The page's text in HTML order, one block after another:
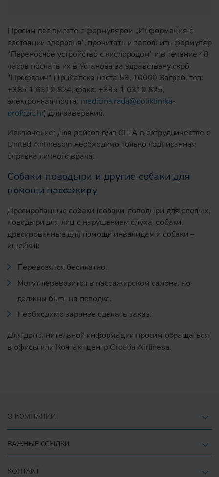
Просим вас вместе с формуляром „Информация о
состоянии здоровья“, прочитать и заполнить формуляр
“Переносное устройство с кислородом“ и в течение 48
часов послать их в Установа за здравствэну скрб
"Профозич" (Трнйапска цэста 59, 10000 Загреб, тел:
+385 1 6310 824, факс: +385 1 6310 825,
электронная почта: medicina.rada@poliklinika-
profozic.hr) для заверения.
Исключение: Для рейсов в/из США в сотрудничестве с
United Airlinesom необходимо только подписанная
справка личного врача.
Собаки-поводыри и другие собаки для
помощи пассажиру
Дресированные собаки (собаки-поводыри для слепых,
поводыри для лиц с нарушением слуха, собаки,
дресированные для помощи инвалидам и собаки –
ищейки):
Перевозятся бесплатно.
Могут перевозится в пассажирском салоне, но
должны быть на поводке.
Необходимо заранее сделать заказ.
Для дополнительной информации просим обращаться
в офисы или Контакт центр Croatia Airlinesa.
О КОМПАНИИ
ВАЖНЫЕ ССЫЛКИ
КОНТАКТ